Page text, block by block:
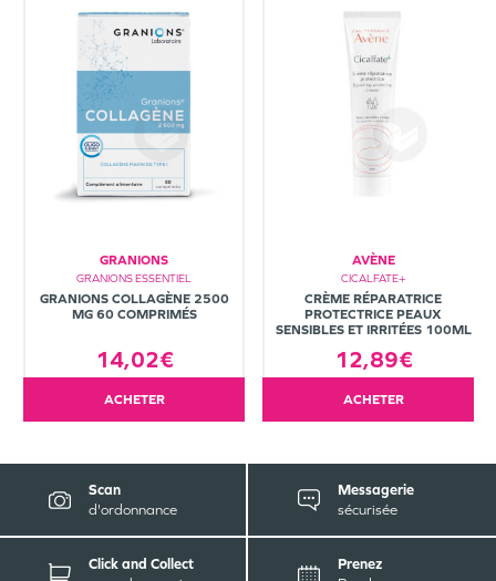
GRANIONS
GRANIONS ESSENTIEL
GRANIONS COLLAGÈNE 2500
MG 60 COMPRIMÉS
14,02€
ACHETER
AVÈNE
CICALFATE+
CRÈME RÉPARATRICE
PROTECTRICE PEAUX
SENSIBLES ET IRRITÉES 100ML
12,89€
ACHETER
Scan
d'ordonnance
Messagerie
sécurisée
Click and Collect
Prenez